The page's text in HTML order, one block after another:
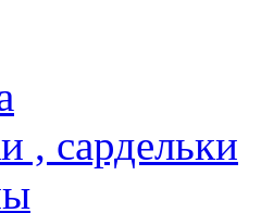
, сардельки